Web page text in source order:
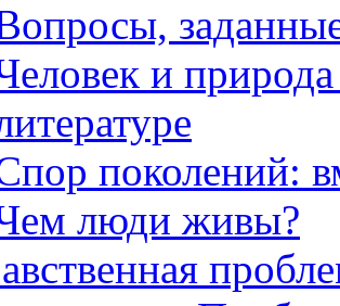
и
поколений:
люди живы?